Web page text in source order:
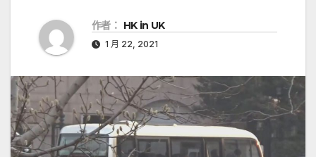
作者： HK in UK
1 月 22, 2021